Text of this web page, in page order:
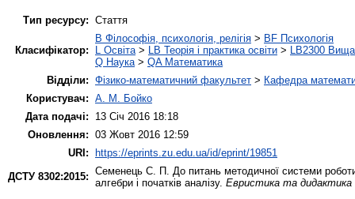
Тип ресурсу: Стаття
Класифікатор:
B Філософія, психологія, релігія > BF Психологія
L Освіта > LB Теорія і практика освіти > LB2300 Вища
Q Наука > QA Математика
Відділи: Фізико-математичний факультет > Кафедра
Користувач: А. М. Бойко
Дата подачі:
13 Січ 2016 18:18
Оновлення: 03 Жовт 2016 12:59
URI: https://eprints.zu.edu.ua/id/eprint/19851
ДСТУ 8302:2015: Семенець С. П. До питань методичної системи
алгебри і початків аналізу. Евристика та дидактика